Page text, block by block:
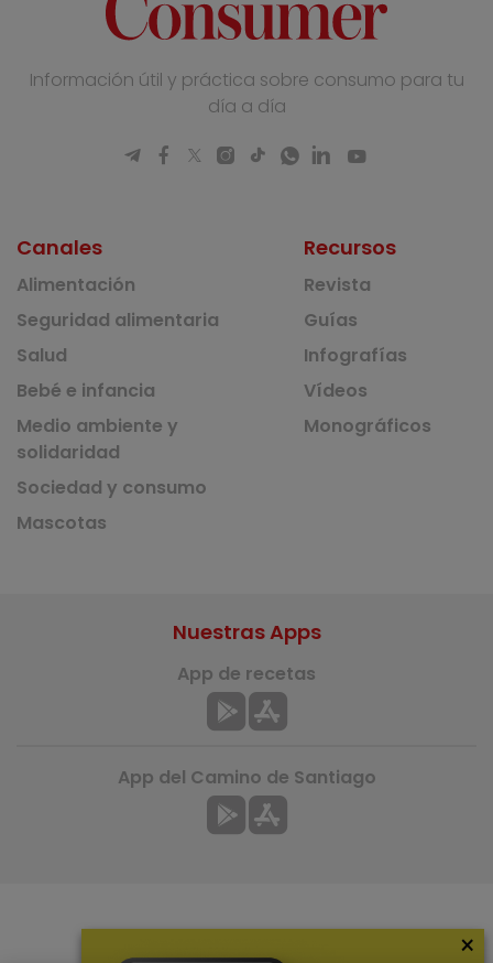
Información útil y práctica sobre consumo para tu
día a día
Canales
Alimentación
Seguridad alimentaria
Salud
Bebé e infancia
Medio ambiente y
solidaridad
Sociedad y consumo
Mascotas
Recursos
Revista
Guías
Infografías
Vídeos
Monográficos
Nuestras Apps
App de recetas
App del Camino de Santiago
×